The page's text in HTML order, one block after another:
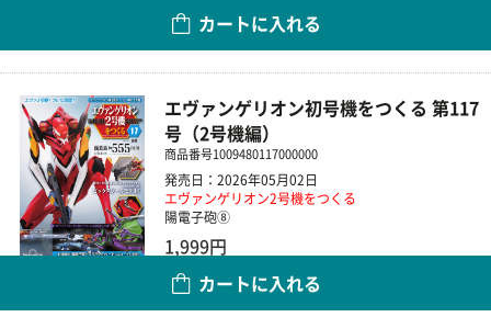
カートに入れる
エヴァンゲリオン初号機をつくる 第117
号（2号機編）
商品番号1009480117000000
発売日：2026年05月02日
エヴァンゲリオン2号機をつくる
陽電子砲⑧
1,999円
カートに入れる